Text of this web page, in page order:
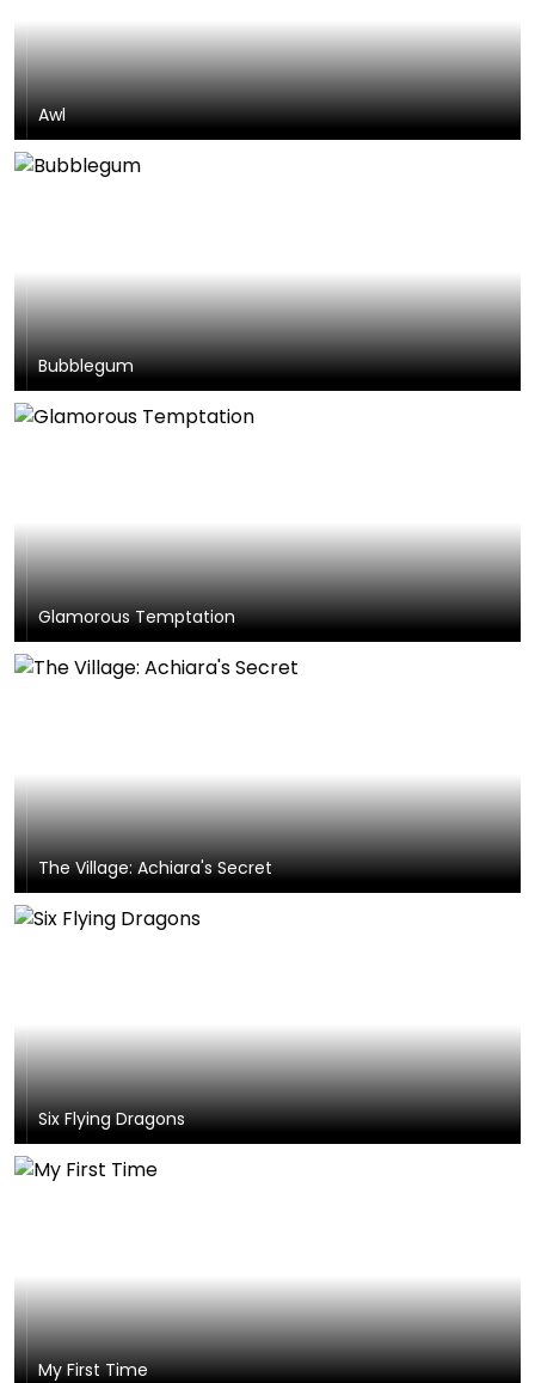
Awl
Bubblegum
Glamorous Temptation
The Village: Achiara's Secret
Six Flying Dragons
My First Time